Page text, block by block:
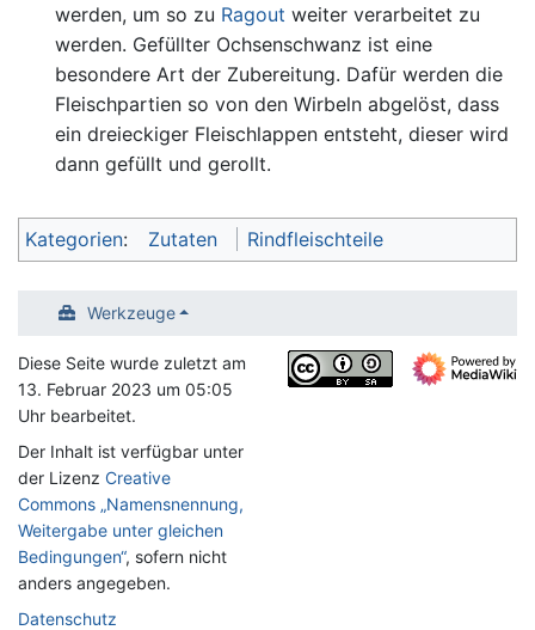
werden, um so zu Ragout weiter verarbeitet zu
werden. Gefüllter Ochsenschwanz ist eine
besondere Art der Zubereitung. Dafür werden die
Fleischpartien so von den Wirbeln abgelöst, dass
ein dreieckiger Fleischlappen entsteht, dieser wird
dann gefüllt und gerollt.
Kategorien: Zutaten Rindfleischteile
Werkzeuge
Diese Seite wurde zuletzt am
13. Februar 2023 um 05:05
Uhr bearbeitet.
Der Inhalt ist verfügbar unter
der Lizenz Creative
Commons „Namensnennung,
Weitergabe unter gleichen
Bedingungen“, sofern nicht
anders angegeben.
Datenschutz